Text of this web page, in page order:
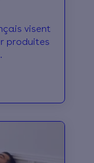
visent
produites